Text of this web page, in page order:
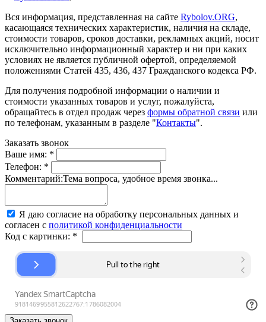
Вся информация, представленная на сайте Rybolov.ORG,
касающаяся технических характеристик, наличия на складе,
стоимости товаров, сроков доставки, рекламных акций, носит
исключительно информационный характер и ни при каких
условиях не является публичной офертой, определяемой
положениями Статей 435, 436, 437 Гражданского кодекса РФ.
Для получения подробной информации о наличии и
стоимости указанных товаров и услуг, пожалуйста,
обращайтесь в отдел продаж через формы обратной связи или
по телефонам, указанным в разделе "Контакты".
Заказать звонок
Ваше имя: *
Телефон: *
Комментарий:Тема вопроса, удобное время звонка...
Я даю согласие на обработку персональных данных и
согласен с политикой конфиденциальности
Код с картинки: *